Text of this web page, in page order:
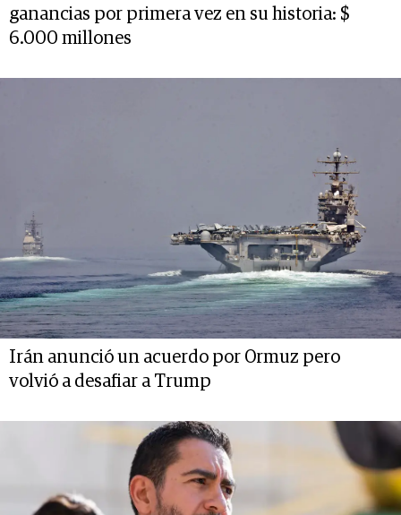
ganancias por primera vez en su historia: $
6.000 millones
Irán anunció un acuerdo por Ormuz pero
volvió a desafiar a Trump